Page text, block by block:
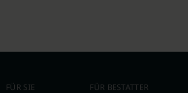
FÜR SIE
FÜR BESTATTER